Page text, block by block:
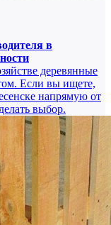
в
деревянные
Если вы ищете,
напрямую от
выбор.